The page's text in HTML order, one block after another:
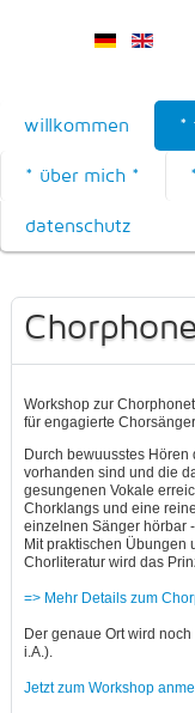
willkommen *
* über mich *
datenschutz
Workshop zur
für engagierte
Durch bewuusstes
vorhanden sind und die
gesungenen Vokale
Chorklangs und eine
einzelnen Sänger hörbar
Mit praktischen Übungen
Chorliteratur wird das
=> Mehr Details zum
Der genaue Ort wird
i.A.).
Jetzt zum Workshop